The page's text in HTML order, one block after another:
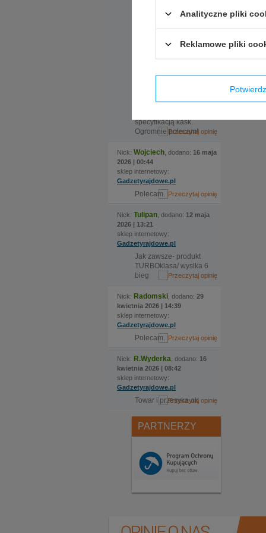
nadmieniona
kasku jaki nas
czym sama zamówiła
dopasowany zarówno
specyfikacją kask.
Ogromnie polecam!
Nick: Wojciech , dodano: 16 maja
2026 | 00:44
sklep internetowy:
Gadzetyrajdowe.pl
Polecam.
Nick: Tulipan , dodano: 12 maja
2026 | 13:21
sklep internetowy:
Gadzetyrajdowe.pl
Jak zawsze- produkt
TURBOklasa/ wyslka 6
bieg
Nick: Radomski , dodano: 29
kwietnia 2026 | 14:39
sklep internetowy:
Gadzetyrajdowe.pl
Polecam.
Nick: R.Wyderka , dodano: 16
kwietnia 2026 | 08:42
sklep internetowy:
Gadzetyrajdowe.pl
Towar i przesyka ok
PARTNERZY
Analityczne pliki
Reklamowe pliki